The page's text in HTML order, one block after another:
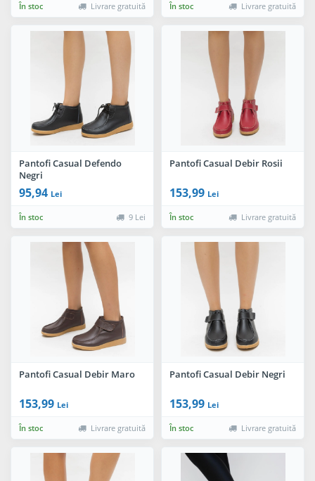
În stoc Livrare gratuită În stoc Livrare gratuită
Pantofi Casual Defendo
Negri
95,94 Lei
În stoc 9 Lei
Pantofi Casual Debir Rosii
153,99 Lei
În stoc Livrare gratuită
Pantofi Casual Debir Maro
153,99 Lei
În stoc Livrare gratuită
Pantofi Casual Debir Negri
153,99 Lei
În stoc Livrare gratuită